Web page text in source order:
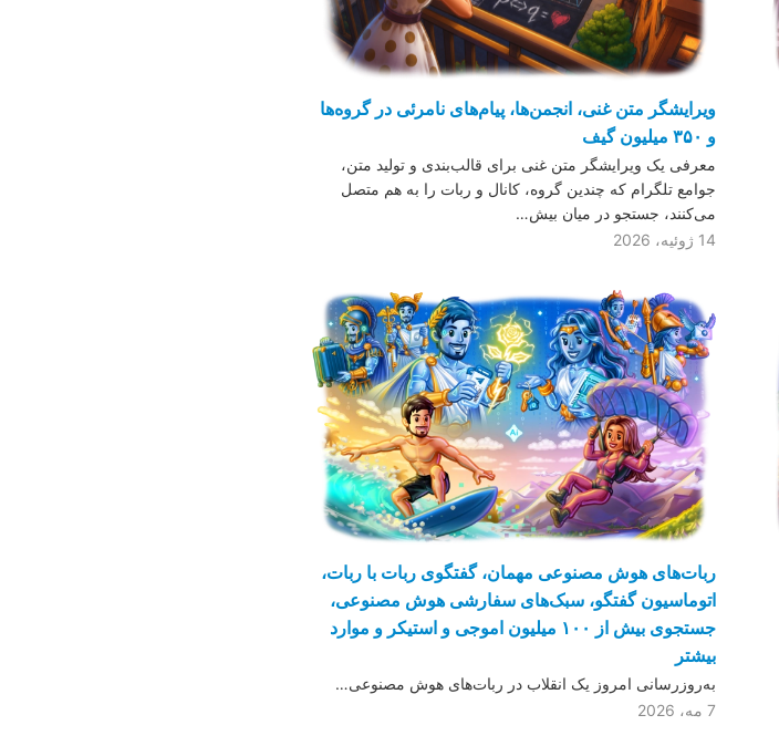
ویرایشگر متن غنی، انجمن‌ها، پیام‌های نامرئی در گروه‌ها
و ۳۵۰ میلیون گیف
معرفی یک ویرایشگر متن غنی برای قالب‌بندی و تولید متن،
جوامع تلگرام که چندین گروه، کانال و ربات را به هم متصل
می‌کنند، جستجو در میان بیش…
14 ژوئیه، 2026
ربات‌های هوش مصنوعی مهمان، گفتگوی ربات با ربات،
اتوماسیون گفتگو، سبک‌های سفارشی هوش مصنوعی،
جستجوی بیش از ١۰۰ میلیون اموجی و استیکر و موارد
بیشتر
به‌روزرسانی امروز یک انقلاب در ربات‌های هوش مصنوعی…
7 مه، 2026